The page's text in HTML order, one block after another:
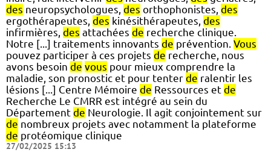
des neuropsychologues, des orthophonistes, des
ergothérapeutes, des kinésithérapeutes, des
infirmières, des attachées de recherche clinique.
Notre [...] traitements innovants de prévention. Vous
pouvez participer à ces projets de recherche, nous
avons besoin de vous pour mieux comprendre la
maladie, son pronostic et pour tenter de ralentir les
lésions [...] Centre Mémoire de Ressources et de
Recherche Le CMRR est intégré au sein du
Département de Neurologie. Il agit conjointement sur
de nombreux projets avec notamment la plateforme
de protéomique clinique
27/02/2025 15:13